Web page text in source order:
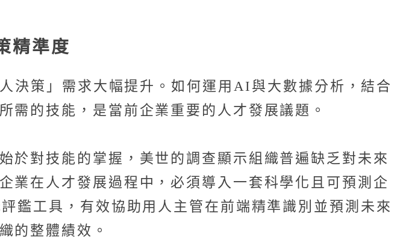
精準度
決策」需求大幅提升。如何運用AI與大數據分析，結合
需的技能，是當前企業重要的人才發展議題。
於對技能的掌握，美世的調查顯示組織普遍缺乏對未來
業在人才發展過程中，必須導入一套科學化且可預測企
鑑工具，有效協助用人主管在前端精準識別並預測未來
的整體績效。